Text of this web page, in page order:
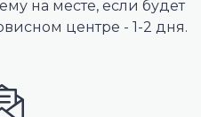
на месте, если будет
центре - 1-2 дня.